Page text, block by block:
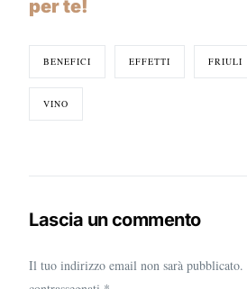
per te!
BENEFICI EFFETTI FRIULI
VINO
Lascia un commento
Il tuo indirizzo email non sarà pubblicato.